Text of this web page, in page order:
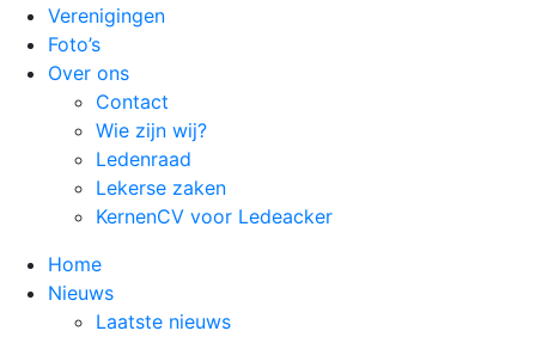
Verenigingen
Foto’s
Over ons
Contact
Wie zijn wij?
Ledenraad
Lekerse zaken
KernenCV voor Ledeacker
Home
Nieuws
Laatste nieuws